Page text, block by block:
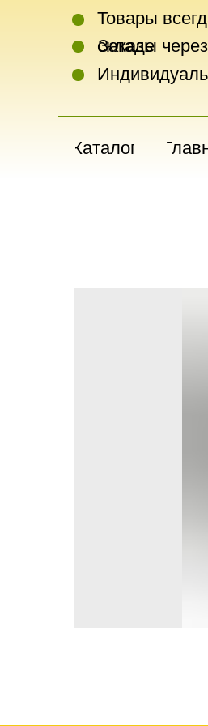
Товары
складе
Заказы
Каталог